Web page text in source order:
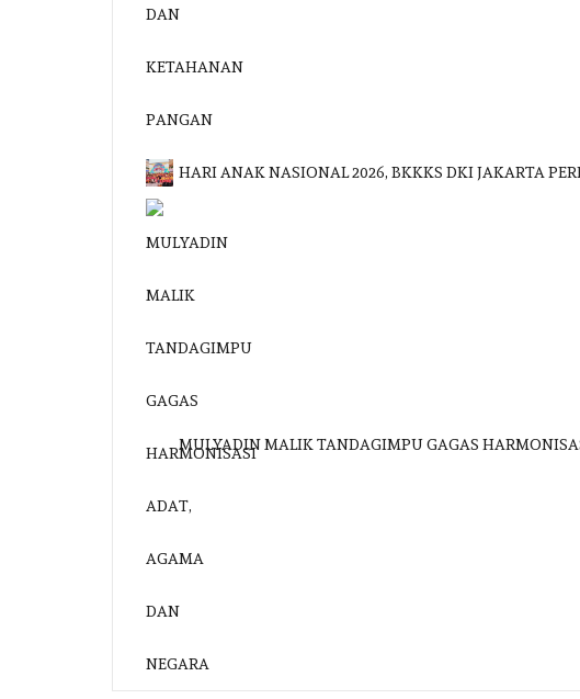
HARI ANAK NASIONAL 2026, BKKKS DKI JAKARTA
MULYADIN MALIK TANDAGIMPU GAGAS